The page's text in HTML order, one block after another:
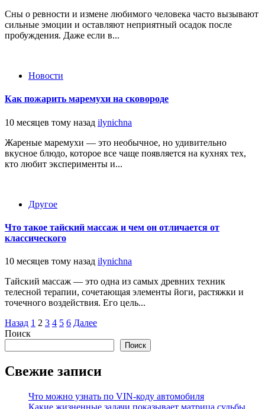
Сны о ревности и измене любимого человека часто вызывают
сильные эмоции и оставляют неприятный осадок после
пробуждения. Даже если в...
Новости
Как пожарить маремухи на сковороде
10 месяцев тому назад ilynichna
Жареные маремухи — это необычное, но удивительно
вкусное блюдо, которое все чаще появляется на кухнях тех,
кто любит эксперименты и...
Другое
Что такое тайский массаж и чем он отличается от
классического
10 месяцев тому назад ilynichna
Тайский массаж — это одна из самых древних техник
телесной терапии, сочетающая элементы йоги, растяжки и
точечного воздействия. Его цель...
Пагинация
записей
Назад 1 2 3 4 5 6 Далее
Поиск
Поиск
Свежие записи
Что можно узнать по VIN-коду автомобиля
Какие жизненные задачи показывает матрица судьбы